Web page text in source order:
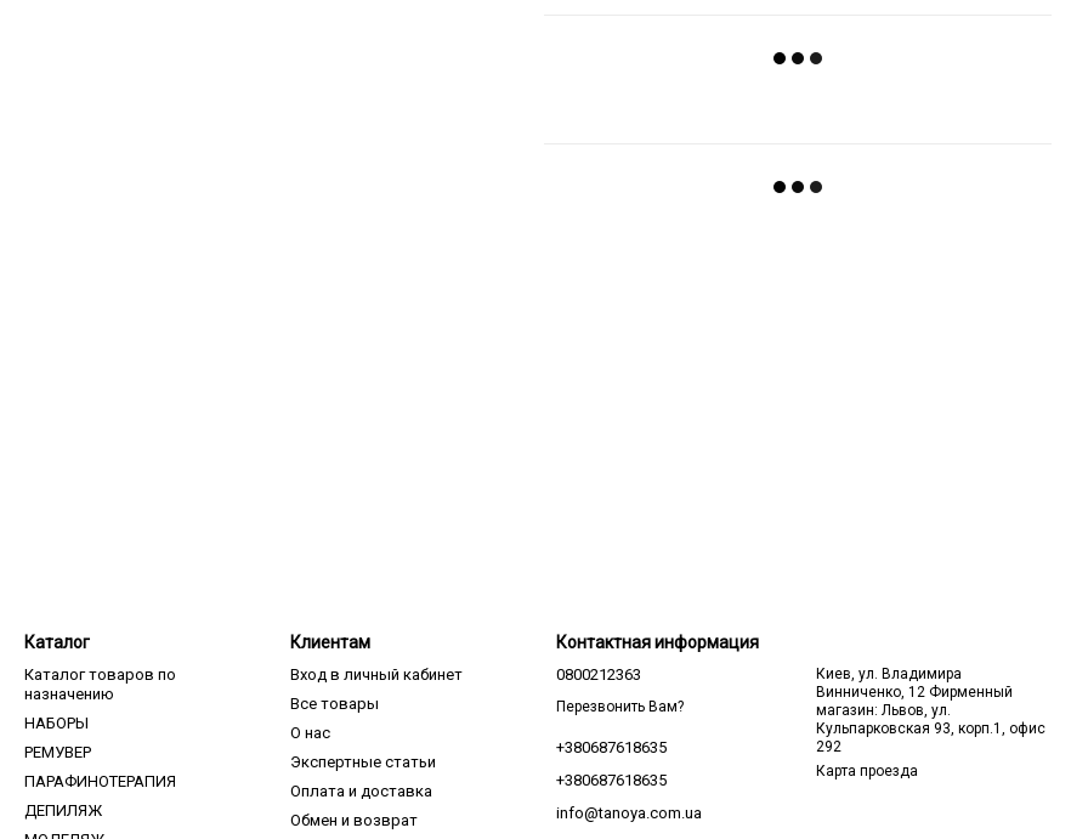
Каталог
Каталог товаров по
назначению
НАБОРЫ
РЕМУВЕР
ПАРАФИНОТЕРАПИЯ
ДЕПИЛЯЖ
Клиентам
Вход в личный кабинет
Все товары
О нас
Экспертные статьи
Оплата и доставка
Обмен и возврат
Контактная информация
0800212363
Перезвонить Вам?
+380687618635
+380687618635
info@tanoya.com.ua
Киев, ул. Владимира
Винниченко, 12 Фирменный
магазин: Львов, ул.
Кульпарковская 93, корп.1, офис
292
Карта проезда